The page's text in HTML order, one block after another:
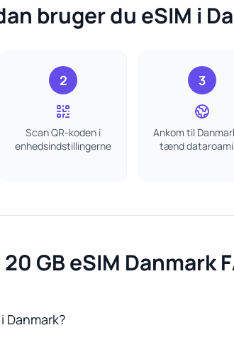
bruger du eSIM i
2
Scan QR-koden i
enhedsindstillingerne
3
Ankom til
tænd
20 GB eSIM Danmark
Danmark?